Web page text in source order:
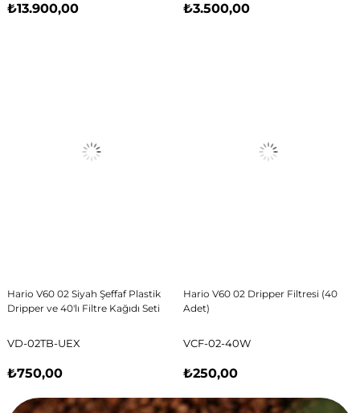
₺13.900,00 ₺3.500,00
Hario V60 02 Siyah Şeffaf Plastik
Dripper ve 40'lı Filtre Kağıdı Seti
VD-02TB-UEX
₺750,00
Hario V60 02 Dripper Filtresi (40
Adet)
VCF-02-40W
₺250,00